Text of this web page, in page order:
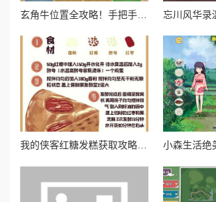
我的侠客红糖发糕获取攻略！绝美甜品在哪买必看！